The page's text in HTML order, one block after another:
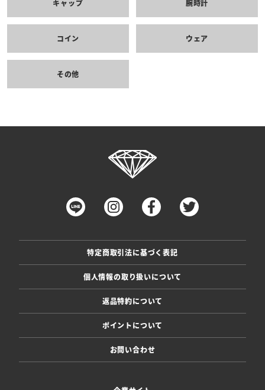
キャップ 腕時計
コイン ウェア
その他
特定商取引法に基づく表記
個人情報の取り扱いについて
返品特約について
ポイントについて
お問い合わせ